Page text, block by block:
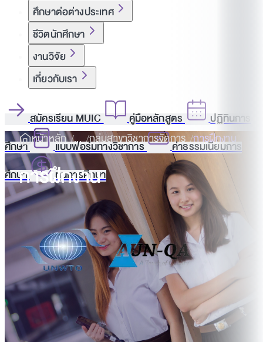
ศึกษาต่อต่างประเทศ
ชีวิตนักศึกษา
งานวิจัย
เกี่ยวกับเรา
สมัครเรียน MUIC คู่มือหลักสูตร
ปฏิทินการ
ศึกษา
แบบฟอร์มทางวิชาการ
ค่าธรรมเนียมการ
ศึกษา
ทุนการศึกษา
หนัาหลัก กลุ่มสาขาวิชาการจัดการ การฝึกงาน
การฝึกงาน